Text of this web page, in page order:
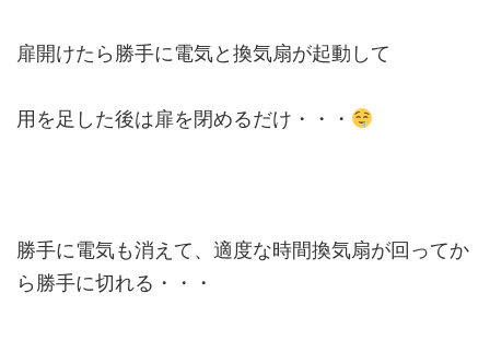
扉開けたら勝手に電気と換気扇が起動して
用を足した後は扉を閉めるだけ・・・
勝手に電気も消えて、適度な時間換気扇が回ってか
ら勝手に切れる・・・